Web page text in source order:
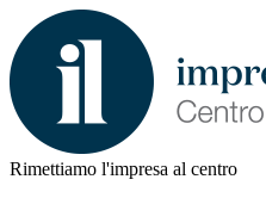
Rimettiamo l'impresa al centro